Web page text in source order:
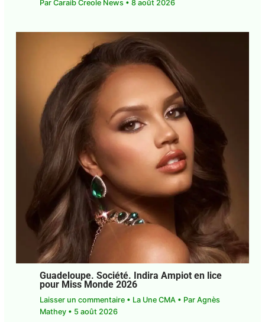
• ParCaraib Creole News • 8 août 2026
Guadeloupe. Société. Indira Ampiot en
lice pour Miss Monde 2026
Agnès Mathey•5 août 2026